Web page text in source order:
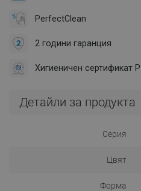
PerfectClean
2 години гаранция
Хигиеничен сертификат
Детайли за продукта
Серия
Цвят
Форма